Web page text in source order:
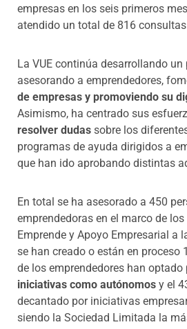
empresas en los seis primeros
atendido un total de 816
La VUE continúa desarrollando
asesorando a emprendedores,
de empresas y promoviendo su
Asimismo, ha centrado sus
resolver dudas sobre los
programas de ayuda dirigidos a
que han ido aprobando distintas
En total se ha asesorado a 450
emprendedoras en el marco de
Emprende y Apoyo Empresarial a
se han creado o están en proceso
de los emprendedores han
iniciativas como autónomos y el
decantado por iniciativas
siendo la Sociedad Limitada la